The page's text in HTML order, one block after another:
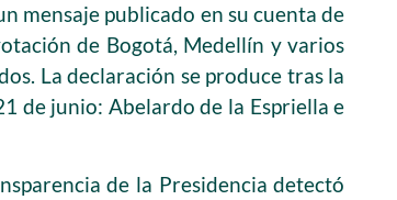
mensaje publicado en su cuenta de
de Bogotá, Medellín y varios
La declaración se produce tras la
de junio: Abelardo de la Espriella e
de la Presidencia detectó